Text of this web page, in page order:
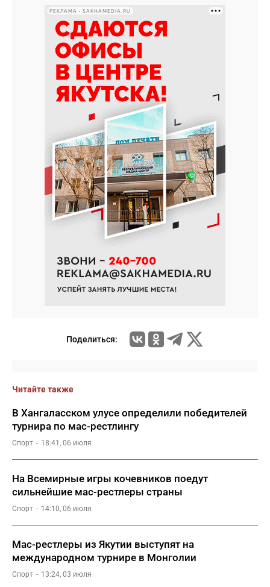
РЕКЛАМА • SAKHAMEDIA.RU
Поделиться:
Читайте также
В Хангаласском улусе определили победителей
турнира по мас-рестлингу
Спорт 18:41, 06 июля
На Всемирные игры кочевников поедут
сильнейшие мас-рестлеры страны
Спорт 14:10, 06 июля
Мас-рестлеры из Якутии выступят на
международном турнире в Монголии
Спорт 13:24, 03 июля